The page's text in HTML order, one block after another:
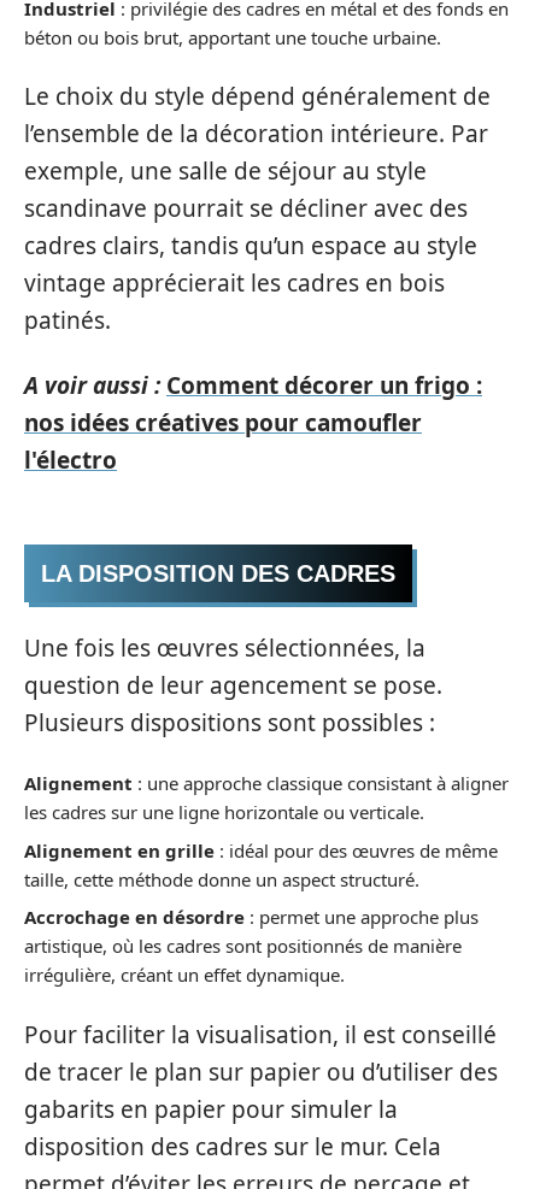
Industriel : privilégie des cadres en métal et des fonds en
béton ou bois brut, apportant une touche urbaine.
Le choix du style dépend généralement de
l’ensemble de la décoration intérieure. Par
exemple, une salle de séjour au style
scandinave pourrait se décliner avec des
cadres clairs, tandis qu’un espace au style
vintage apprécierait les cadres en bois
patinés.
A voir aussi : Comment décorer un frigo :
nos idées créatives pour camoufler
l'électro
LA DISPOSITION DES CADRES
Une fois les œuvres sélectionnées, la
question de leur agencement se pose.
Plusieurs dispositions sont possibles :
Alignement : une approche classique consistant à aligner
les cadres sur une ligne horizontale ou verticale.
Alignement en grille : idéal pour des œuvres de même
taille, cette méthode donne un aspect structuré.
Accrochage en désordre : permet une approche plus
artistique, où les cadres sont positionnés de manière
irrégulière, créant un effet dynamique.
Pour faciliter la visualisation, il est conseillé
de tracer le plan sur papier ou d’utiliser des
gabarits en papier pour simuler la
disposition des cadres sur le mur. Cela